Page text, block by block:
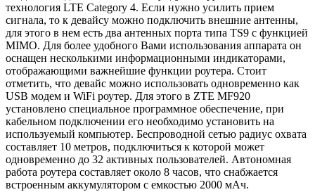
технология LTE Category 4. Если нужно усилить прием
сигнала, то к девайсу можно подключить внешние антенны,
для этого в нем есть два антенных порта типа TS9 с функцией
MIMO. Для более удобного Вами использования аппарата он
оснащен несколькими информационными индикаторами,
отображающими важнейшие функции роутера. Стоит
отметить, что девайс можно использовать одновременно как
USB модем и WiFi роутер. Для этого в ZTE MF920
установлено специальное программное обеспечение, при
кабельном подключении его необходимо установить на
используемый компьютер. Беспроводной сетью радиус охвата
составляет 10 метров, подключиться к которой может
одновременно до 32 активных пользователей. Автономная
работа роутера составляет около 8 часов, что снабжается
встроенным аккумулятором с емкостью 2000 мАч.